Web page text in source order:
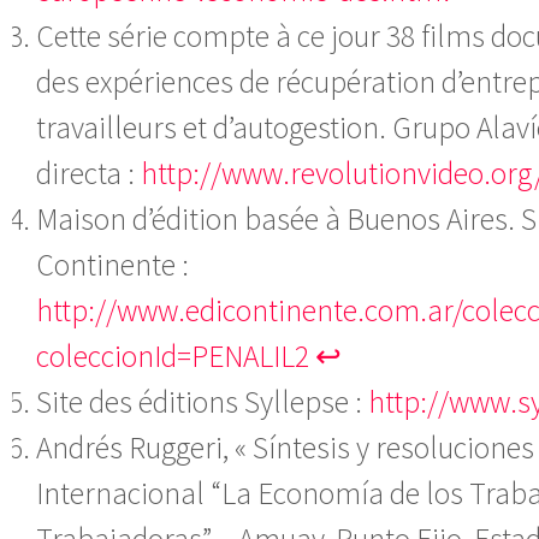
Cette série compte à ce jour 38 films
des expériences de récupération
travailleurs et d’autogestion. Grupo
directa : http://
Maison d’édition basée à Buenos Aires.
Continente :
http://www.edicontinente.com.ar/
coleccionId=PENALIL2 ↩
Site des éditions Syllepse : http://
Andrés Ruggeri, « Síntesis y
Internacional “La Economía de los